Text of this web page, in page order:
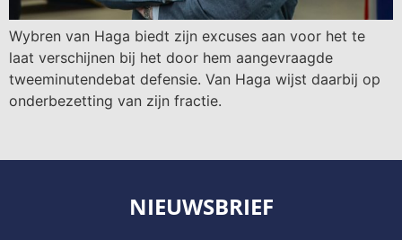
Wybren van Haga biedt zijn excuses aan voor het te
laat verschijnen bij het door hem aangevraagde
tweeminutendebat defensie. Van Haga wijst daarbij op
onderbezetting van zijn fractie.
NIEUWSBRIEF